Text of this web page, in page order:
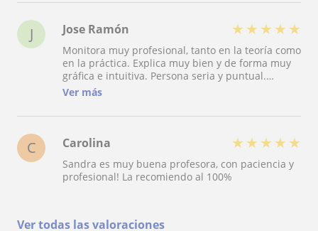
J Jose Ramón ★ ★ ★ ★ ★
Monitora muy profesional, tanto en la teoría como
en la práctica. Explica muy bien y de forma muy
gráfica e intuitiva. Persona seria y puntual.
Demuestra amplios conocimientos, por lo que
el nivel que tenga. Un 10 como monitora.
Ver más
C Carolina ★ ★ ★ ★ ★
Sandra es muy buena profesora, con paciencia y
profesional! La recomiendo al 100%
Ver todas las valoraciones